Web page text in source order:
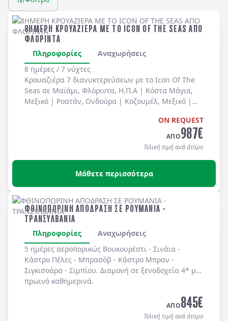
8ΗΜΕΡΗ ΚΡΟΥΑΖΙΕΡΑ ΜΕ ΤΟ ICON OF THE SEAS ΑΠΟ
ΦΛΟΡΙΝΤΑ
Πληροφορίες
Αναχωρήσεις
8 ημέρες / 7 νύχτες
Κρουαζιέρα 7 διανυκτερεύσεων με το Icon Of The
Seas σε Μαϊάμι, Φλόριντα, Η.Π.Α | Κόστα Μάγια,
Μεξικό | Ροατάν, Ονδούρα | Κοζουμέλ, Μεξικό |
διατροφή καθημερινά (πρωινό, μεσημεριανό,
δείπνο) στο πλοίο (για τα ειδικά / θεματικά
ON REQUEST
ΑΠΟ987€
Τελική τιμή ανά άτομο
Μάθετε περισσότερα
ΦΘΙΝΟΠΩΡΙΝΗ ΑΠΟΔΡΑΣΗ ΣΕ ΡΟΥΜΑΝΙΑ -
ΤΡΑΝΣΥΛΒΑΝΙΑ
Πληροφορίες
Αναχωρήσεις
5 ημέρες αεροπορικώς Βουκουρέστι - Σινάια -
Κάστρο Πέλες - Μπρασόβ - Κάστρο Μπραν -
Σιγκισοάρα - Σιμπίου. Διαμονή σε ξενοδοχεία 4* με
πρωινό καθημερινά.
ΑΠΟ845€
Τελική τιμή ανά άτομο